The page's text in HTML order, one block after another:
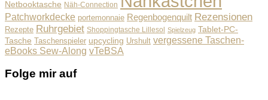
Netbooktasche Näh-Connection
Patchworkdecke portemonnaie Regenbogenquilt Rezensionen
Rezepte Ruhrgebiet Shoppingtasche Lillesol Spielzeug Tablet-PC-
Tasche Taschenspieler upcycling Urshult vergessene Taschen-
eBooks Sew-Along vTeBSA
Folge mir auf